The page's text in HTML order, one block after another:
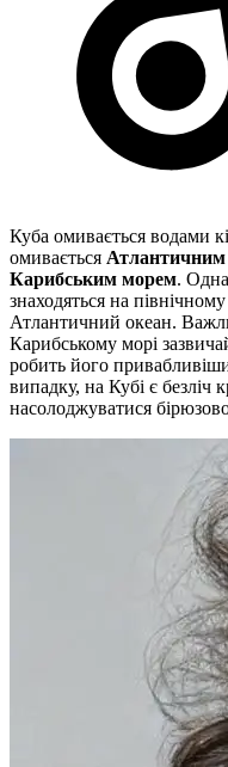
Куба омивається водами
омивається Атлантичним
Карибським морем.
знаходяться на
Атлантичний океан.
Карибському морі
робить його
випадку, на Кубі є безліч
насолоджуватися